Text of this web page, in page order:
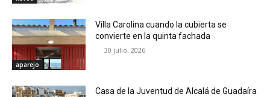
aparejo
Villa Carolina cuando la cubierta se
convierte en la quinta fachada
30 julio, 2026
Casa de la Juventud de Alcalá de Guadaíra